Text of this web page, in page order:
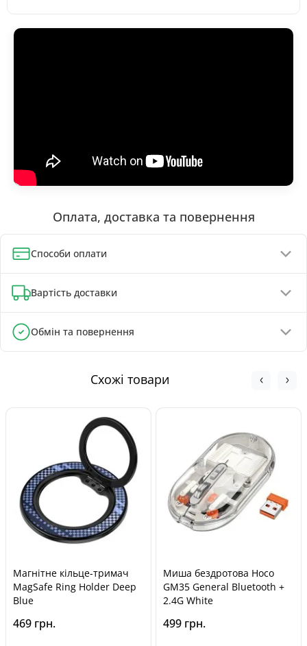
Оплата, доставка та повернення
Способи оплати
Оплата при отриманні (до 130 грн - повна передплата)
Онлайн-оплата карткою, GPay, ApplePay
Вартість доставки
Відділення Нової Пошти - від 90 грн
Поштомати Нової Пошти - від 100 грн
Обмін та повернення
моменту покупки, відповідно до Закону України «Про
захист прав споживачів».Схожі товари
Магнітне кільце-тримач
MagSafe Ring Holder Deep
Blue
469 грн.
Миша бездротова Hoco
GM35 General Bluetooth +
2.4G White
499 грн.